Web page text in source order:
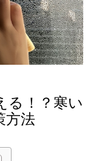
る！？寒い
方法